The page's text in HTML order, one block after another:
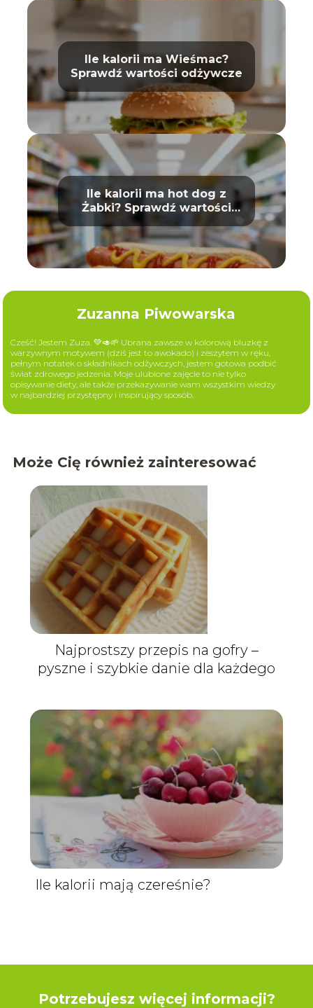
Ile kalorii ma Wieśmac?
Sprawdź wartości odżywcze
Ile kalorii ma hot dog z
Żabki? Sprawdź wartości
odżywcze
Zuzanna Piwowarska
Cześć! Jestem Zuza. 💚🥑🌱 Ubrana zawsze w kolorową bluzkę z
warzywnym motywem (dziś jest to awokado) i zeszytem w ręku,
pełnym notatek o składnikach odżywczych, jestem gotowa podbić
świat zdrowego jedzenia. Moje ulubione zajęcie to nie tylko
opisywanie diety, ale także przekazywanie wam wszystkim wiedzy
w najbardziej przystępny i inspirujący sposób.
Może Cię również zainteresować
Najprostszy przepis na gofry –
pyszne i szybkie danie dla każdego
Ile kalorii mają czereśnie?
Potrzebujesz więcej informacji?